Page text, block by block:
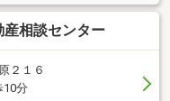
のもと競い合うことによ
い違いを体感していただ
建替のご相談、土地探し
することは何でもお気軽
相談センター
２１６
10分